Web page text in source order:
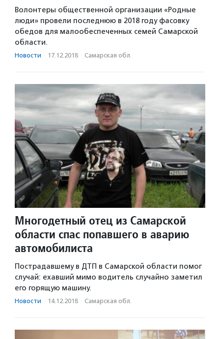
Волонтеры общественной организации «Родные
люди» провели последнюю в 2018 году фасовку
обедов для малообеспеченных семей Самарской
области.
Новости · 17.12.2018 · Самарская обл.
Многодетный отец из Самарской
области спас попавшего в аварию
автомобилиста
Пострадавшему в ДТП в Самарской области помог
случай: ехавший мимо водитель случайно заметил
его горящую машину.
Новости · 14.12.2018 · Самарская обл.